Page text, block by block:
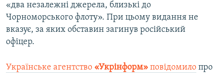
«два незалежні джерела, близькі до
Чорноморського флоту». При цьому видання не
вказує, за яких обставин загинув російський
офіцер.
Українське агентство «Укрінформ» повідомило про